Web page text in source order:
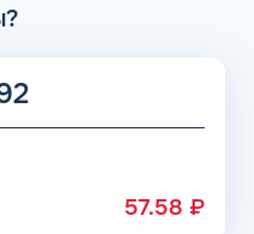
57.58 ₽